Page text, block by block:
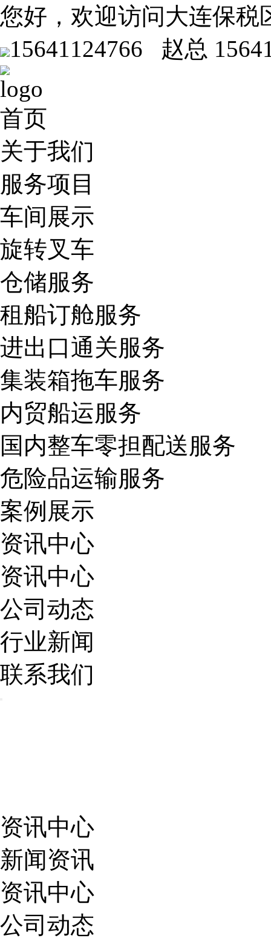
您好，欢迎访问大连保税
15641124766 赵总
首页
关于我们
服务项目
车间展示
旋转叉车
仓储服务
租船订舱服务
进出口通关服务
集装箱拖车服务
内贸船运服务
国内整车零担配送服务
危险品运输服务
案例展示
资讯中心
资讯中心
公司动态
行业新闻
联系我们
资讯中心
新闻资讯
资讯中心
公司动态